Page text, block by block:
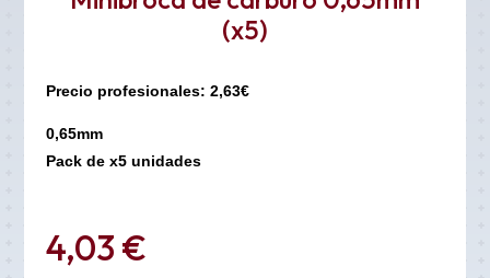
(x5)
Precio profesionales: 2,63€
0,65mm
Pack de x5 unidades
4,03 €